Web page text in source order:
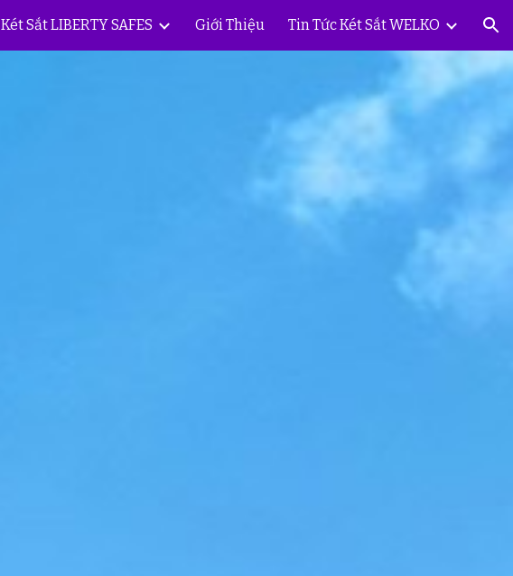
Skip to navigation
Két Sắt LIBERTY SAFES Giới Thiệu Tin Tức Két Sắt WELKO